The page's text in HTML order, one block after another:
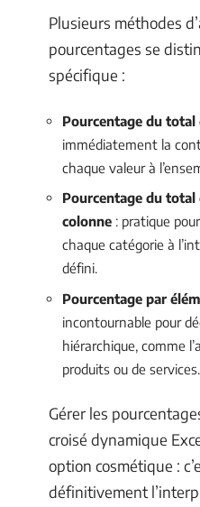
Plusieurs méthodes
pourcentages se
spécifique :
Pourcentage du total
immédiatement la
chaque valeur à
Pourcentage du total
colonne : pratique
chaque catégorie à
défini.
Pourcentage par
incontournable pour
hiérarchique, comme
produits ou de services.
Gérer les
croisé dynamique
option cosmétique :
définitivement